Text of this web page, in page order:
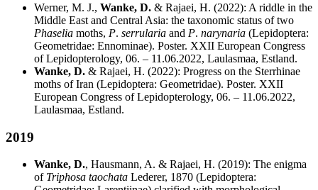
Werner, M. J., Wanke, D. & Rajaei, H. (2022): A riddle in the
Middle East and Central Asia: the taxonomic status of two
Phaselia moths, P. serrularia and P. narynaria (Lepidoptera:
Geometridae: Ennominae). Poster. XXII European Congress
of Lepidopterology, 06. – 11.06.2022, Laulasmaa, Estland.
Wanke, D. & Rajaei, H. (2022): Progress on the Sterrhinae
moths of Iran (Lepidoptera: Geometridae). Poster. XXII
European Congress of Lepidopterology, 06. – 11.06.2022,
Laulasmaa, Estland.
2019
Wanke, D., Hausmann, A. & Rajaei, H. (2019): The enigma
of Triphosa taochata Lederer, 1870 (Lepidoptera: